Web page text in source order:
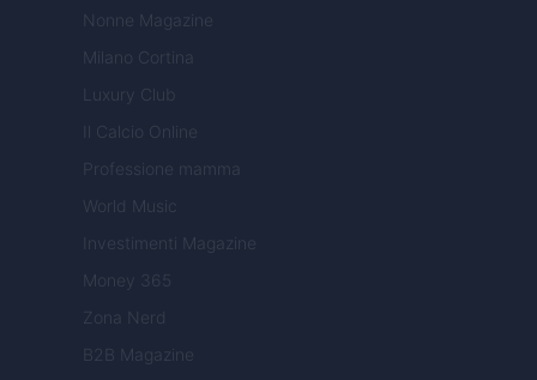
Nonne Magazine
Milano Cortina
Luxury Club
Il Calcio Online
Professione mamma
World Music
Investimenti Magazine
Money 365
Zona Nerd
B2B Magazine